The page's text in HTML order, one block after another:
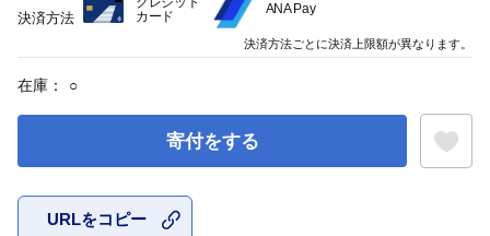
在庫： ○
寄付をする
URLをコピー
決済方法
カード
ANA Pay
決済方法ごとに決済上限額が異なります。